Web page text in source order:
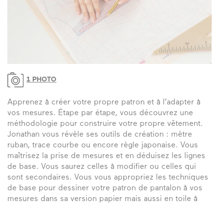
1 PHOTO
Apprenez à créer votre propre patron et à l’adapter à
vos mesures. Étape par étape, vous découvrez une
méthodologie pour construire votre propre vêtement.
Jonathan vous révèle ses outils de création : mètre
ruban, trace courbe ou encore règle japonaise. Vous
maîtrisez la prise de mesures et en déduisez les lignes
de base. Vous saurez celles à modifier ou celles qui
sont secondaires. Vous vous appropriez les techniques
de base pour dessiner votre patron de pantalon à vos
mesures dans sa version papier mais aussi en toile à